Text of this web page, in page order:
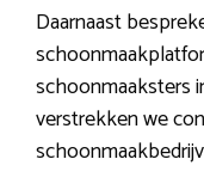
Daarnaast
schoonmaaksters
verstrekken we